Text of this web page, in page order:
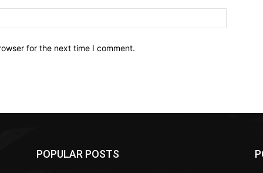
for the next time I comment.
POPULAR POSTS